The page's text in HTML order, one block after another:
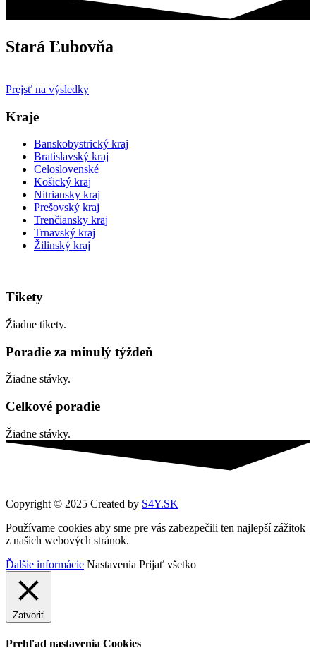
Stará Ľubovňa
Prejsť na výsledky
Kraje
Banskobystrický kraj
Bratislavský kraj
Celoslovenské
Košický kraj
Nitriansky kraj
Prešovský kraj
Trenčiansky kraj
Trnavský kraj
Žilinský kraj
Tikety
Žiadne tikety.
Poradie za minulý týždeň
Žiadne stávky.
Celkové poradie
Žiadne stávky.
Copyright © 2025 Created by S4Y.SK
Používame cookies aby sme pre vás zabezpečili ten najlepší zážitok
z našich webových stránok.
Ďalšie informácie Nastavenia Prijať všetko
Zatvoriť
Prehľad nastavenia Cookies